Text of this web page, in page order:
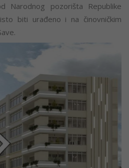
Narodnog pozorišta Republike
biti urađeno i na činovničkim